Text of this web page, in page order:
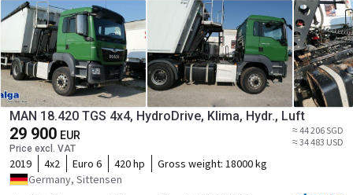
MAN 18.420 TGS 4x4, HydroDrive, Klima, Hydr., Luft
29 900 EUR
Price excl. VAT
≈ 44 206 SGD
≈ 34 483 USD
2019 4x2 Euro 6 420 hp Gross weight: 18000 kg
Germany, Sittensen